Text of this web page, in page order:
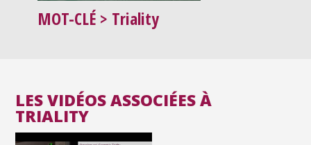
MOT-CLÉ > Triality
LES VIDÉOS ASSOCIÉES À
TRIALITY